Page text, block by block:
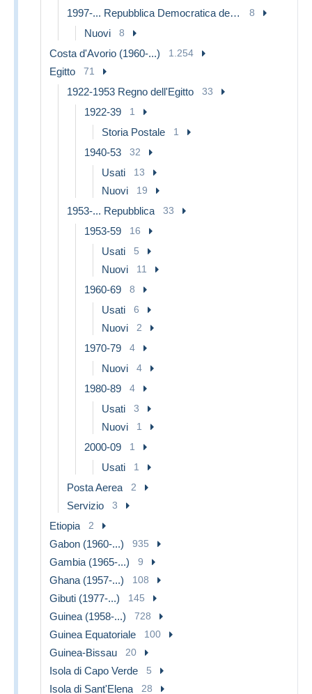
1997-... Repubblica Democratica del Congo 8
Nuovi 8
Costa d'Avorio (1960-...) 1.254
Egitto 71
1922-1953 Regno dell'Egitto 33
1922-39 1
Storia Postale 1
1940-53 32
Usati 13
Nuovi 19
1953-... Repubblica 33
1953-59 16
Usati 5
Nuovi 11
1960-69 8
Usati 6
Nuovi 2
1970-79 4
Nuovi 4
1980-89 4
Usati 3
Nuovi 1
2000-09 1
Usati 1
Posta Aerea 2
Servizio 3
Etiopia 2
Gabon (1960-...) 935
Gambia (1965-...) 9
Ghana (1957-...) 108
Gibuti (1977-...) 145
Guinea (1958-...) 728
Guinea Equatoriale 100
Guinea-Bissau 20
Isola di Capo Verde 5
Isola di Sant'Elena 28